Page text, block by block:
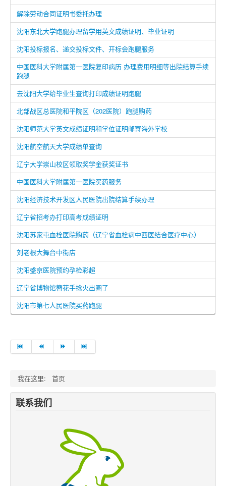
解除劳动合同证明书委托办理
沈阳东北大学跑腿办理留学用英文成绩证明、毕业证明
沈阳投标报名、递交投标文件、开标会跑腿服务
中国医科大学附属第一医院复印病历 办理费用明细等出院结算手续
跑腿
去沈阳大学给毕业生查询打印成绩证明跑腿
北部战区总医院和平院区（202医院）跑腿购药
沈阳师范大学英文成绩证明和学位证明邮寄海外学校
沈阳航空航天大学成绩单查询
辽宁大学崇山校区领取奖学金获奖证书
中国医科大学附属第一医院买药服务
沈阳经济技术开发区人民医院出院结算手续办理
辽宁省招考办打印高考成绩证明
沈阳苏家屯血栓医院购药（辽宁省血栓病中西医结合医疗中心）
刘老根大舞台中街店
沈阳盛京医院预约孕检彩超
辽宁省博物馆簪花手捻火出圈了
沈阳市第七人民医院买药跑腿
我在这里: 首页
联系我们